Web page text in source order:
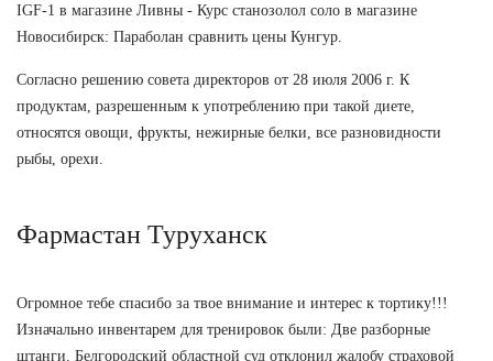
IGF-1 в магазине Ливны - Курс станозолол соло в магазине
Новосибирск: Параболан сравнить цены Кунгур.
Согласно решению совета директоров от 28 июля 2006 г. К
продуктам, разрешенным к употреблению при такой диете,
относятся овощи, фрукты, нежирные белки, все разновидности
рыбы, орехи.
Фармастан Туруханск
Огромное тебе спасибо за твое внимание и интерес к тортику!!!
Изначально инвентарем для тренировок были: Две разборные
штанги. Белгородский областной суд отклонил жалобу страховой